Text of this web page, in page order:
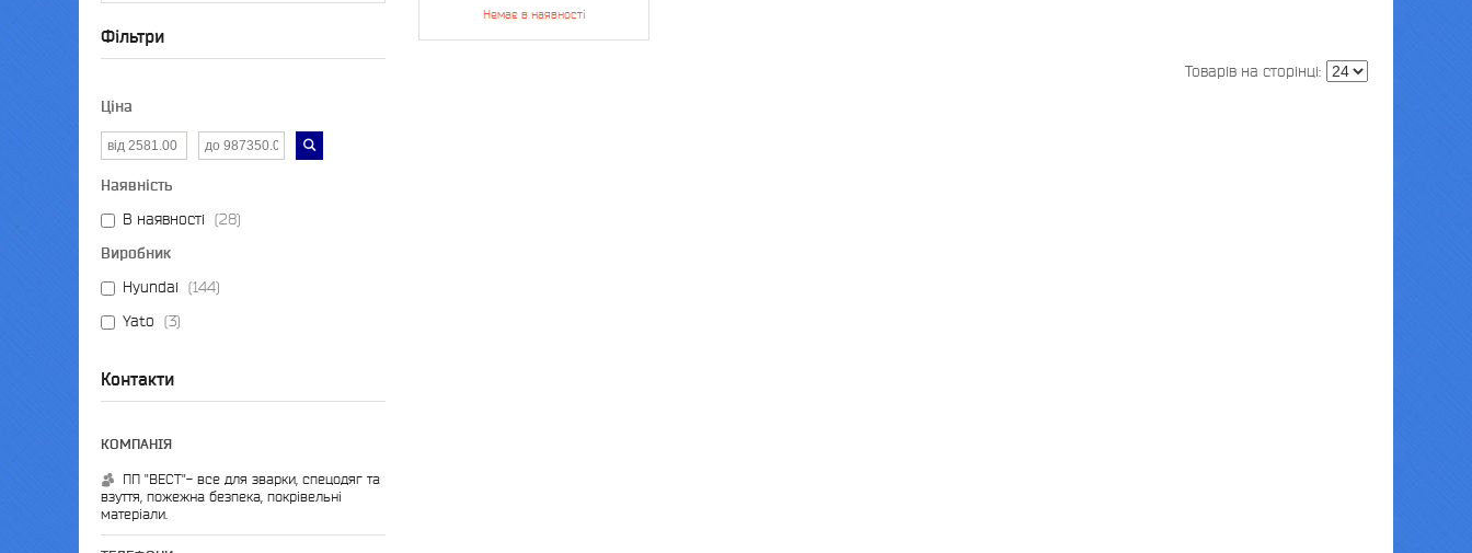
Немає в наявності
Фільтри
Ціна
Наявність
В наявності
28
Виробник
Hyundai
144
Yato
3
Контакти
ПП "ВЕСТ"- все для зварки, спецодяг та
взуття, пожежна безпека, покрівельні
матеріали.